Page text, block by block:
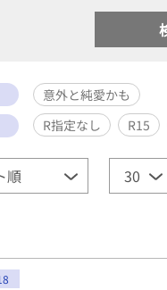
意外と純愛かも
R指定なし R15